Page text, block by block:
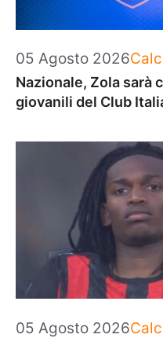
05 Agosto 2026
Nazionale, Zola sarà
giovanili del Club
05 Agosto 2026